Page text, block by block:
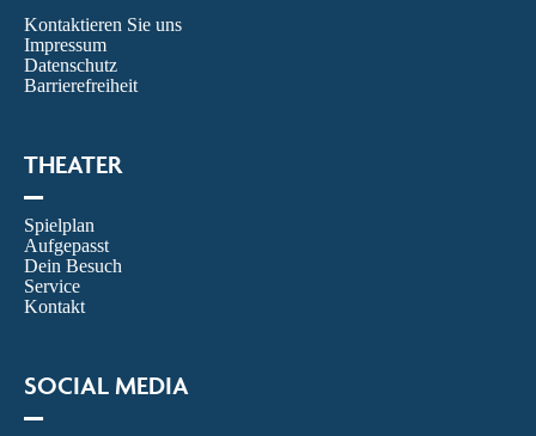
Kontaktieren Sie uns
Impressum
Datenschutz
Barrierefreiheit
THEATER
–
Spielplan
Aufgepasst
Dein Besuch
Service
Kontakt
SOCIAL MEDIA
–